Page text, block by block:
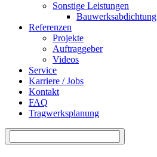
Sonstige Leistungen
Bauwerksabdichtung
Referenzen
Projekte
Auftraggeber
Videos
Service
Karriere / Jobs
Kontakt
FAQ
Tragwerksplanung